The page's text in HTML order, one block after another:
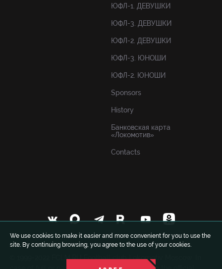
We use cookies to make it easier and more convenient for you to use the
site. By continuing browsing, you agree to the use of your cookies.
ЮФЛ-1. ДЕВУШКИ
ЮФЛ-3. ДЕВУШКИ
ЮФЛ-2. ДЕВУШКИ
ЮФЛ-3. ЮНОШИ
ЮФЛ-2. ЮНОШИ
Sponsors
History
Банковская карта
«Локомотив»
Contacts
© 1999-2022 FCLM.RU Football club Lokomotiv Moscow. In